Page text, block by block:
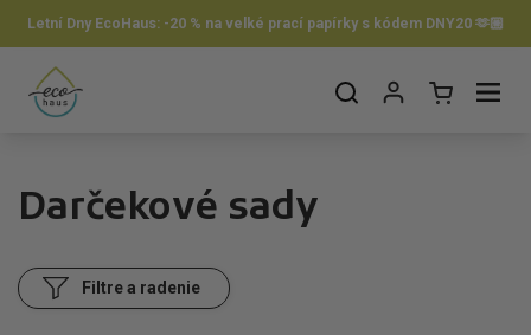
Letní Dny EcoHaus: -20 % na velké prací papírky s kódem DNY20 🫶🏼
Otvorit košík Otvor ponuku
Darčekové sady
Filtre a radenie